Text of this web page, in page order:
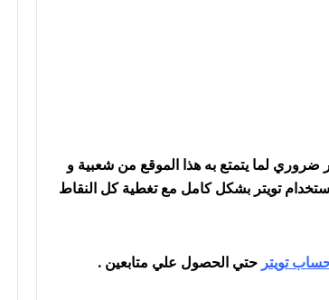
ضروري لما يتمتع به هذا الموقع من شعبية و
تويتر بشكل كامل مع تغطية كل النقاط
تويتر حتي الحصول علي متابعين .